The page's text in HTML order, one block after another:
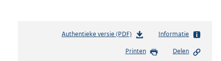
Authentieke versie (PDF)b
s
Informatie
Printen Delen